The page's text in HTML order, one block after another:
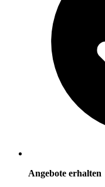
Angebote erhalten